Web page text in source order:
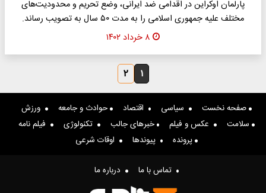
پارلمان اوکراین در اقدامی ضد ایرانی، وضع تحریم و محدودیت‌های
مختلف علیه جمهوری اسلامی را به مدت ۵۰ سال به تصویب رساند.
۸ خرداد ۱۴۰۲
۱ ۲
صفحه نخست سیاسی اقتصاد حوادث و جامعه
ورزش
سلامت
عکس و فیلم خبرهای جالب تکنولوژی
فیلم نامه
پرونده
پیوندها اوقات شرعی
تماس با ما درباره ما